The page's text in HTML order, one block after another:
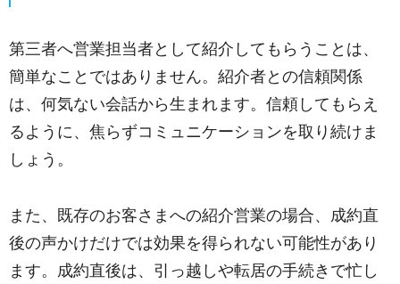
第三者へ営業担当者として紹介してもらうことは、
簡単なことではありません。紹介者との信頼関係
は、何気ない会話から生まれます。信頼してもらえ
るように、焦らずコミュニケーションを取り続けま
しょう。
また、既存のお客さまへの紹介営業の場合、成約直
後の声かけだけでは効果を得られない可能性があり
ます。成約直後は、引っ越しや転居の手続きで忙し